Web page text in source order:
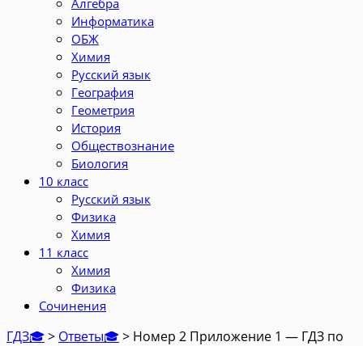
Алгебра
Информатика
ОБЖ
Химия
Русский язык
География
Геометрия
История
Обществознание
Биология
10 класс
Русский язык
Физика
Химия
11 класс
Химия
Физика
Сочинения
ГДЗ🎓> Ответы🎓> Номер 2 Приложение 1 — ГДЗ по